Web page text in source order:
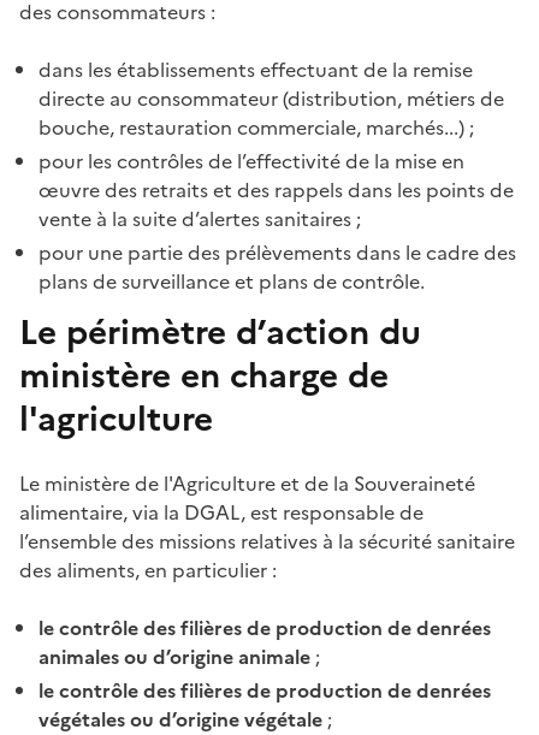
des consommateurs :
dans les établissements effectuant de la remise
directe au consommateur (distribution, métiers de
bouche, restauration commerciale, marchés...) ;
pour les contrôles de l’effectivité de la mise en
œuvre des retraits et des rappels dans les points de
vente à la suite d’alertes sanitaires ;
pour une partie des prélèvements dans le cadre des
plans de surveillance et plans de contrôle.
Le périmètre d’action du
ministère en charge de
l'agriculture
Le ministèrede l'Agriculture et de la Souveraineté
alimentaire, via la DGAL,est responsable de
l’ensemble des missions relatives à la sécurité sanitaire
des aliments, en particulier :
le contrôle des filières de production de denrées
animales ou d’origine animale ;
le contrôle des filières de production de denrées
végétales ou d’origine végétale ;